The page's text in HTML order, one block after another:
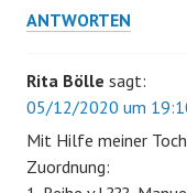
ANTWORTEN
Rita Bölle sagt:
05/12/2020 um
Mit Hilfe meiner
Zuordnung: